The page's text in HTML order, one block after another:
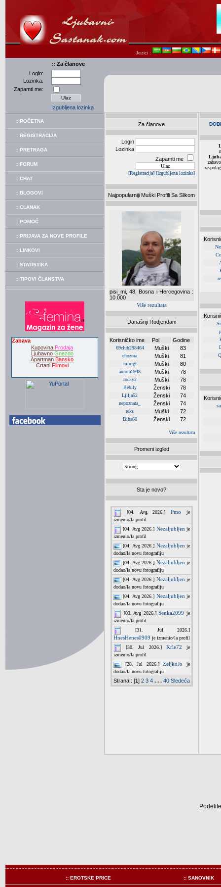
Jezici :
:: Za članove
Login:
Lozinka:
Zapamti me:
Izgubljena lozinka
:: POČETNA
:: REGISTRACIJA
:: PRETRAGA
:: FORUM
:: CHAT
:: BLOGOVI
:: CLANAK
:: POMOĆ
:: PRIJAVA ZA NOVE PROFILE
:: LINKOVI
:: STATISTIKA
:: TIPOVI ČLANSTVA
Zabava
Kupovina Prodaja
Ljubavno Gnezdo
Apartman Bansko
Crtani Filmovi
Za članove
Login
Lozinka
Zapamti me
[Registracija] [Izgubljena lozinka]
Najpopularniji Muški Profili Sa Slikom
pisi_mi, 48, Bosna i Hercegovina :
10.000
Više rezultata
Današnji Rodjendani
Korisničko ime Pol Godine
69club298464 Muški 83
ehozora Muški 81
minigt Muški 80
aurora1948 Muški 78
rocky2 Muški 78
Bebily Ženski 78
Ljilja52 Ženski 74
nepoznata_ Ženski 74
reks Muški 72
Biba60 Ženski 72
Više rezultata
Promeni izgled
Sta je novo?
:: EROTSKE PRICE :: SANOVNIK